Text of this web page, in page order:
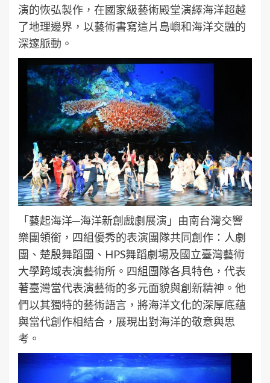
演的恢弘製作，在國家級藝術殿堂演繹海洋超越
了地理邊界，以藝術書寫這片島嶼和海洋交融的
深邃脈動。
「藝起海洋─海洋新創戲劇展演」由南台灣交響
樂團領銜，四組優秀的表演團隊共同創作：人劇
團、楚殷舞蹈團、HPS舞蹈劇場及國立臺灣藝術
大學跨域表演藝術所。四組團隊各具特色，代表
著臺灣當代表演藝術的多元面貌與創新精神。他
們以其獨特的藝術語言，將海洋文化的深厚底蘊
與當代創作相結合，展現出對海洋的敬意與思
考。